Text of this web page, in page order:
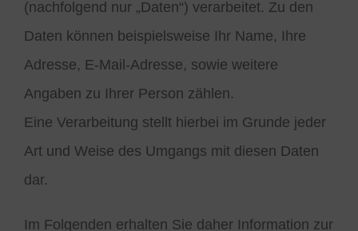
(nachfolgend nur „Daten“) verarbeitet. Zu den
Daten können beispielsweise Ihr Name, Ihre
Adresse, E-Mail-Adresse, sowie weitere
Angaben zu Ihrer Person zählen.
Eine Verarbeitung stellt hierbei im Grunde jeder
Art und Weise des Umgangs mit diesen Daten
dar.
Im Folgenden erhalten Sie daher Information zur